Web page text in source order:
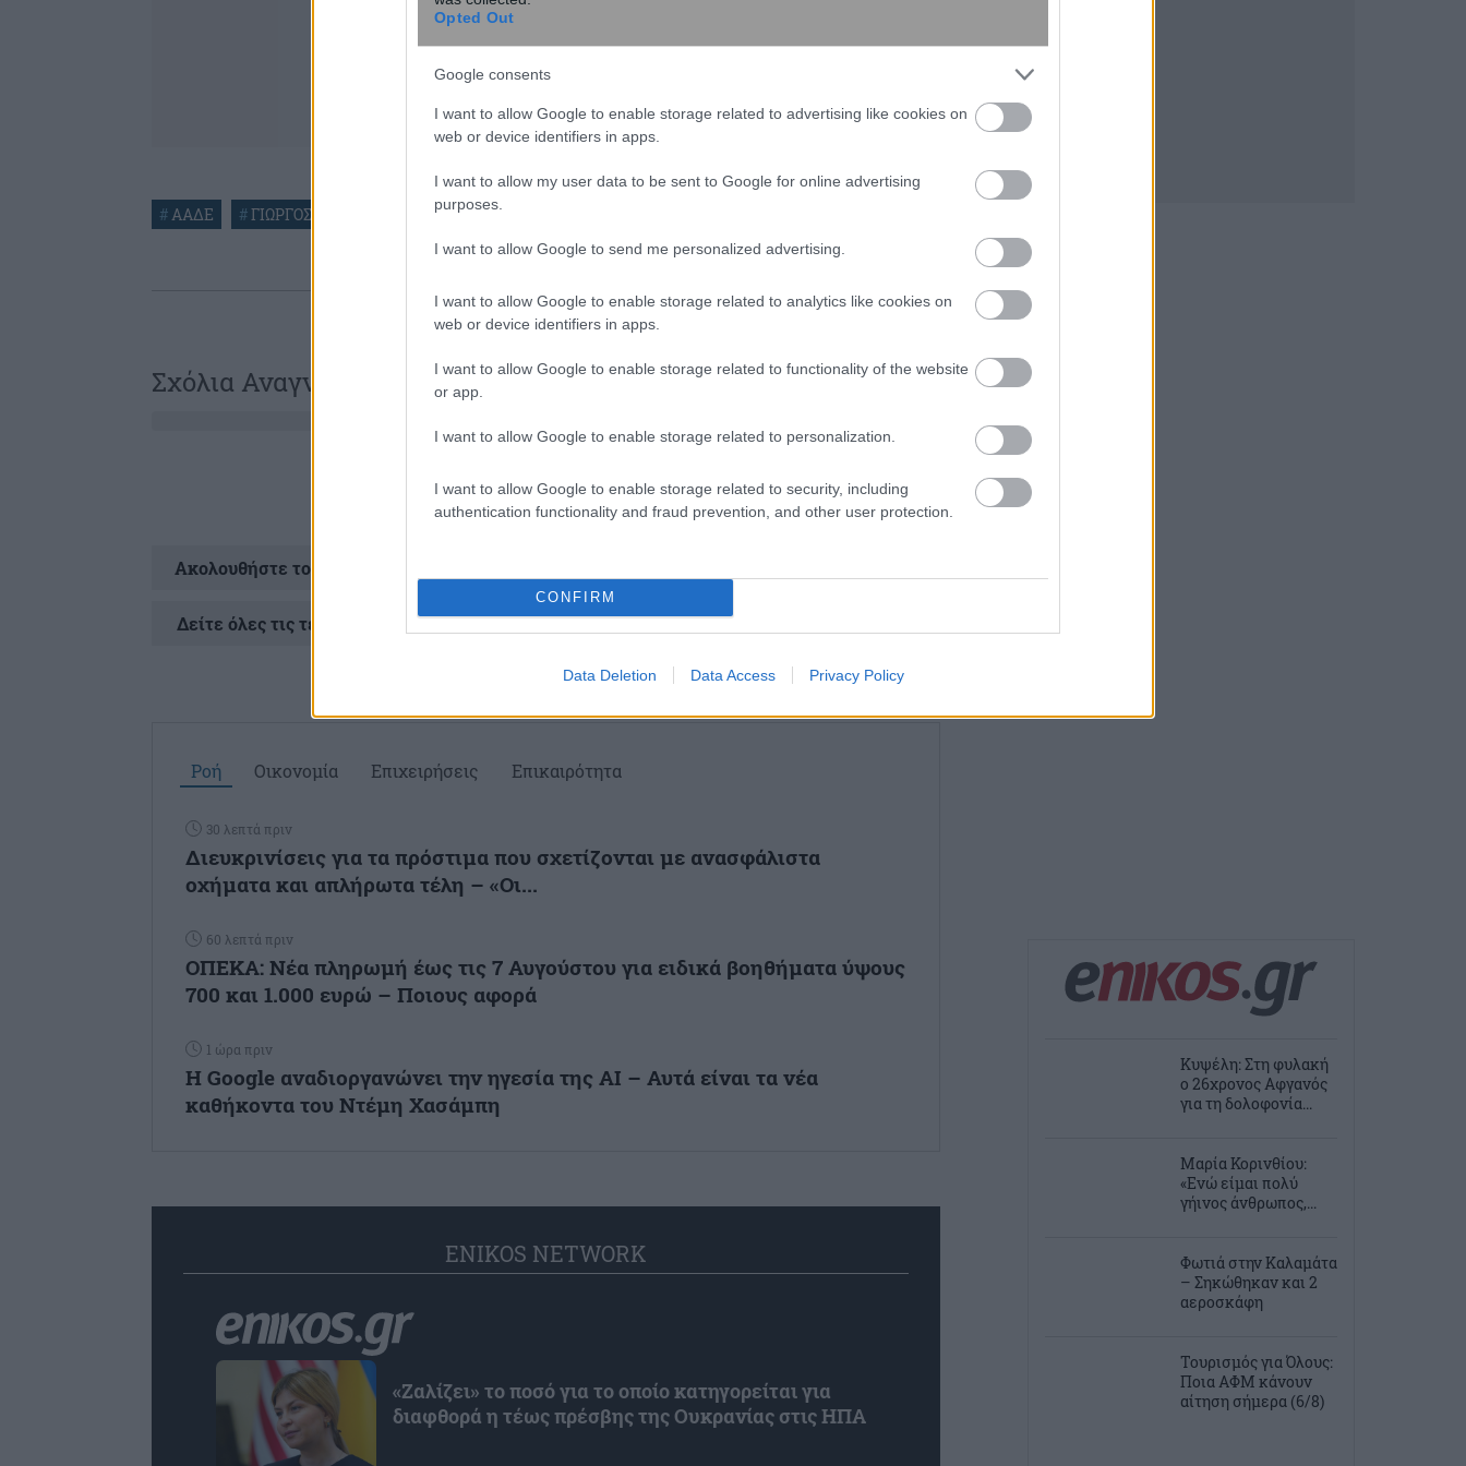
Opted Out
Google consents
I want to allow Google to enable storage related to advertising like cookies on
web or device identifiers in apps.
I want to allow my user data to be sent to Google for online advertising
purposes.
I want to allow Google to send me personalized advertising.
I want to allow Google to enable storage related to analytics like cookies on
web or device identifiers in apps.
I want to allow Google to enable storage related to functionality of the website
or app.
I want to allow Google to enable storage related to personalization.
I want to allow Google to enable storage related to security, including
authentication functionality and fraud prevention, and other user protection.
CONFIRM
Data Deletion Data Access Privacy Policy
# ΑΑΔΕ #ΓΙΩΡΓΟΣ ΠΙΤΣΙΛΗΣ ΕΦΟΡΙΑ
Σχόλια Αναγνωστών
Ακολουθήστε το
Δείτε όλες τις τελευταίες Ειδήσειςαπό την Ελλάδα και τον Κόσμο στο
Ροή Οικονομία Επιχειρήσεις Επικαιρότητα
30 λεπτά πριν
Διευκρινίσεις για τα πρόστιμα που σχετίζονται με ανασφάλιστα
οχήματα και απλήρωτα τέλη – «Οι...
60 λεπτά πριν
ΟΠΕΚΑ: Νέα πληρωμή έως τις 7 Αυγούστου για ειδικά βοηθήματα ύψους
700 και 1.000 ευρώ – Ποιους αφορά
1 ώρα πριν
Η Google αναδιοργανώνει την ηγεσία της AI – Αυτά είναι τα νέα
καθήκοντα του Ντέμη Χασάμπη
ENIKOS NETWORK
«Ζαλίζει» το ποσό για το οποίο κατηγορείται για
διαφθορά η τέως πρέσβης της Ουκρανίας στις ΗΠΑ
Κυψέλη: Στη φυλακή
ο 26χρονος Αφγανός
για τη δολοφονία...
Μαρία Κορινθίου:
«Ενώ είμαι πολύ
γήινος άνθρωπος,...
Φωτιά στην Καλαμάτα
– Σηκώθηκαν και 2
αεροσκάφη
Τουρισμός για Όλους:
Ποια ΑΦΜ κάνουν
αίτηση σήμερα (6/8)